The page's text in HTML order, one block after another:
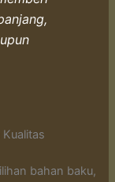
bahan baku,